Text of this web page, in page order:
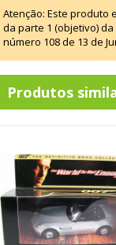
Atenção: Este produto
da parte 1 (objetivo)
número 108 de 13 de
Produtos